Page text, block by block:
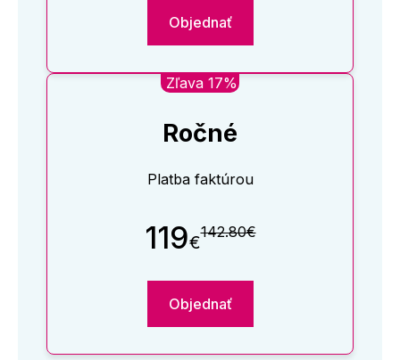
Objednať
Zľava 17%
Ročné
Platba faktúrou
119€142.80€
Objednať